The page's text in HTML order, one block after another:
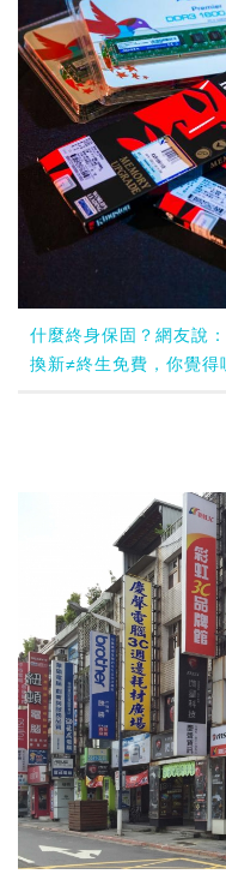
什麼終身保固？網友說
換新≠終生免費，你覺得